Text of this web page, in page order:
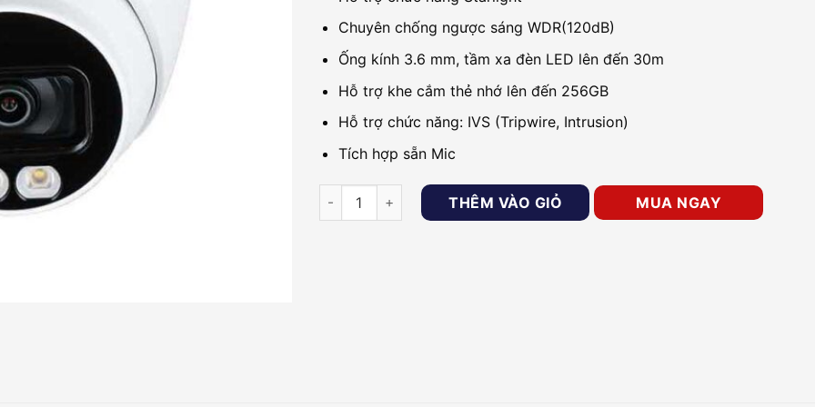
Chuyên chống ngược sáng WDR(120dB)
Ống kính 3.6 mm, tầm xa đèn LED lên đến 30m
Hỗ trợ khe cắm thẻ nhớ lên đến 256GB
Hỗ trợ chức năng: IVS (Tripwire, Intrusion)
Tích hợp sẵn Mic
Camera IP Full-Color 4MP KBVISION KX-CF4002N3-A tích hợp micro số lượng
THÊM VÀO GIỎ MUA NGAY